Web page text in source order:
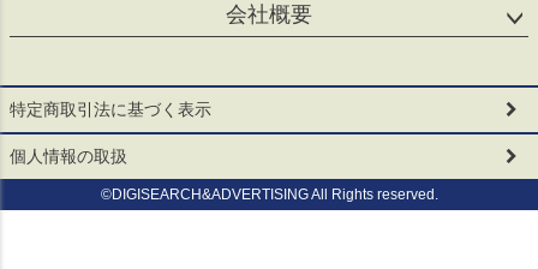
会社概要
特定商取引法に基づく表示
個人情報の取扱
©DIGISEARCH&ADVERTISING All Rights reserved.